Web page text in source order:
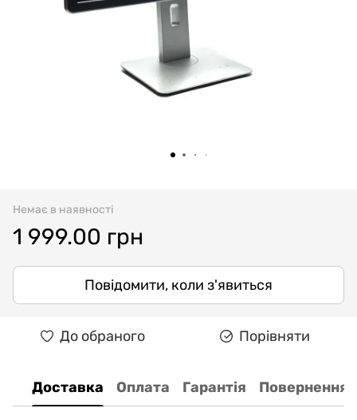
Немає в наявності
1 999.00 грн
Повідомити, коли з'явиться
До обраного Порівняти
Доставка Оплата Гарантія Повернення